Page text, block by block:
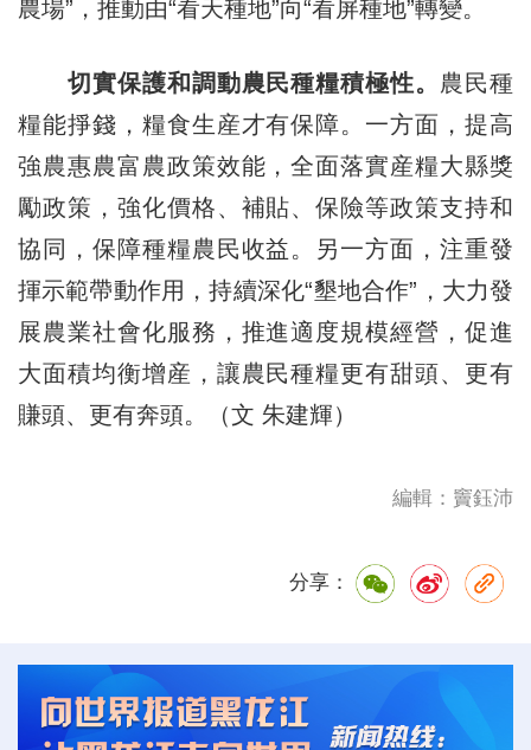
農場”，推動由“看天種地”向“看屏種地”轉變。
切實保護和調動農民種糧積極性。 農民種
糧能掙錢，糧食生産才有保障。一方面，提高
強農惠農富農政策效能，全面落實産糧大縣獎
勵政策，強化價格、補貼、保險等政策支持和
協同，保障種糧農民收益。另一方面，注重發
揮示範帶動作用，持續深化“墾地合作”，大力發
展農業社會化服務，推進適度規模經營，促進
大面積均衡增産，讓農民種糧更有甜頭、更有
賺頭、更有奔頭。（文 朱建輝）
編輯：竇鈺沛
分享：